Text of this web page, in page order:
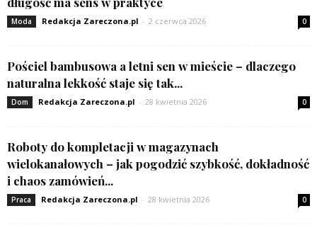
Moda Redakcja Zareczona.pl - 2 czerwca 2026 0
Pościel bambusowa a letni sen w mieście – dlaczego
naturalna lekkość staje się tak...
Dom Redakcja Zareczona.pl - 28 kwietnia 2026 0
Roboty do kompletacji w magazynach
wielokanałowych – jak pogodzić szybkość, dokładność
i chaos zamówień...
Praca Redakcja Zareczona.pl - 28 kwietnia 2026 0